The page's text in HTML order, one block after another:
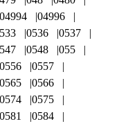
04994
04996
0536
0537
0548
055
0556
0557
0565
0566
0574
0575
0581
0584